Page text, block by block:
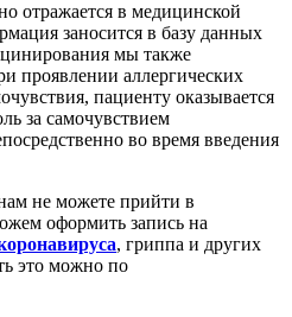
отражается в медицинской
заносится в базу данных
мы также
проявлении аллергических
пациенту оказывается
за самочувствием
во время введения
не можете прийти в
оформить запись на
, гриппа и других
это можно по